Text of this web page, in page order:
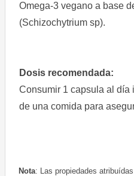
Omega-3 vegano a base
(Schizochytrium sp).
Dosis recomendada:
Consumir 1 capsula al día
de una comida para
Nota: Las propiedades